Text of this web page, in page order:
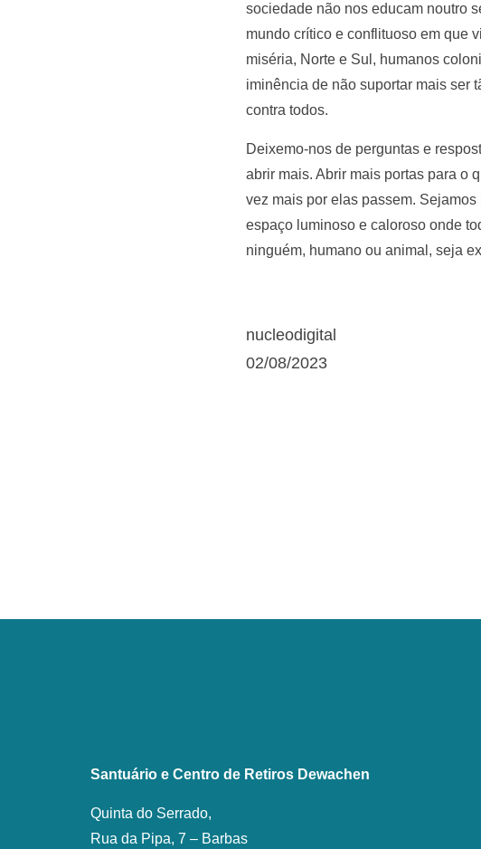
sociedade não nos educam noutro
mundo crítico e conflituoso em que
miséria, Norte e Sul, humanos
iminência de não suportar mais ser
contra todos.
Deixemo-nos de perguntas e
abrir mais. Abrir mais portas para o
vez mais por elas passem.
espaço luminoso e caloroso onde
ninguém, humano ou animal, seja
nucleodigital
02/08/2023
Santuário e Centro de Retiros Dewachen
Quinta do Serrado,
Rua da Pipa, 7 – Barbas